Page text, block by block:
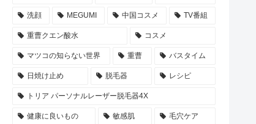
洗顔 MEGUMI 中国コスメ TV番組
重曹クエン酸水 コスメ
マツコの知らない世界 重曹 バスタイム
日焼け止め 脱毛器 レシピ
トリア パーソナルレーザー脱毛器4X
健康に良いもの 敏感肌 毛穴ケア